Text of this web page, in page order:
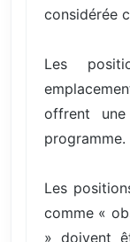
considérée
Les
offrent
Les
comme «
» doivent